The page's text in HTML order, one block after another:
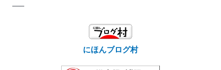
—–
にほんブログ村